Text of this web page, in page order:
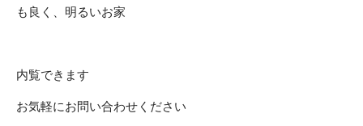
も良く、明るいお家
内覧できます
お気軽にお問い合わせください